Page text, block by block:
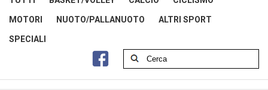
MOTORI NUOTO/PALLANUOTO ALTRI SPORT
SPECIALI